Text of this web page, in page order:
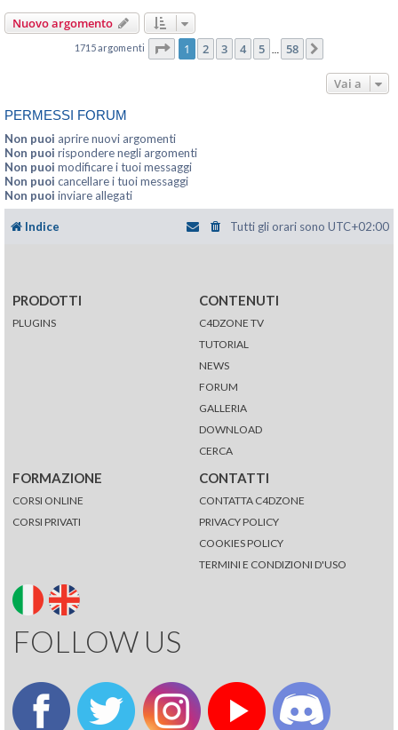
Nuovo argomento
1715 argomenti Pagina di 58
1 2 3 4 5 58
Vai a
PERMESSI FORUM
Non puoi aprire nuovi argomenti
Non puoi rispondere negli argomenti
Non puoi modificare i tuoi messaggi
Non puoi cancellare i tuoi messaggi
Non puoi inviare allegati
Indice Tutti gli orari sono UTC+02:00
PRODOTTI
PLUGINS
CONTENUTI
C4DZONE TV
TUTORIAL
NEWS
FORUM
GALLERIA
DOWNLOAD
CERCA
FORMAZIONE
CORSI ONLINE
CORSI PRIVATI
CONTATTI
CONTATTA C4DZONE
PRIVACY POLICY
COOKIES POLICY
TERMINI E CONDIZIONI D'USO
FOLLOW US